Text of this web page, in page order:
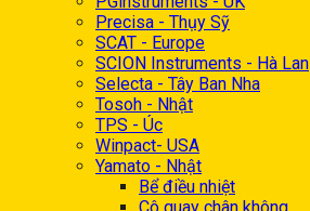
Precisa - Thụy Sỹ
SCAT - Europe
SCION Instruments - Hà Lan
Selecta - Tây Ban Nha
Tosoh - Nhật
TPS - Úc
Winpact- USA
Yamato - Nhật
Bể điều nhiệt